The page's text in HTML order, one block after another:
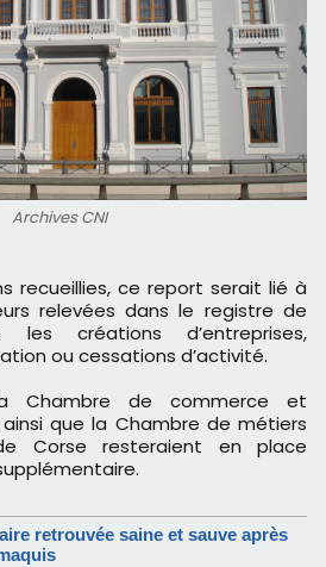
Archives CNI
recueillies, ce report serait lié à
relevées dans le registre de
les créations d’entreprises,
ou cessations d’activité.
Chambre de commerce et
que la Chambre de métiers
Corse resteraient en place
retrouvée saine et sauve après